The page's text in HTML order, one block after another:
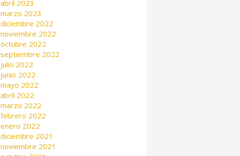
abril 2023
marzo 2023
diciembre 2022
noviembre 2022
octubre 2022
septiembre 2022
julio 2022
junio 2022
mayo 2022
abril 2022
marzo 2022
febrero 2022
enero 2022
diciembre 2021
noviembre 2021